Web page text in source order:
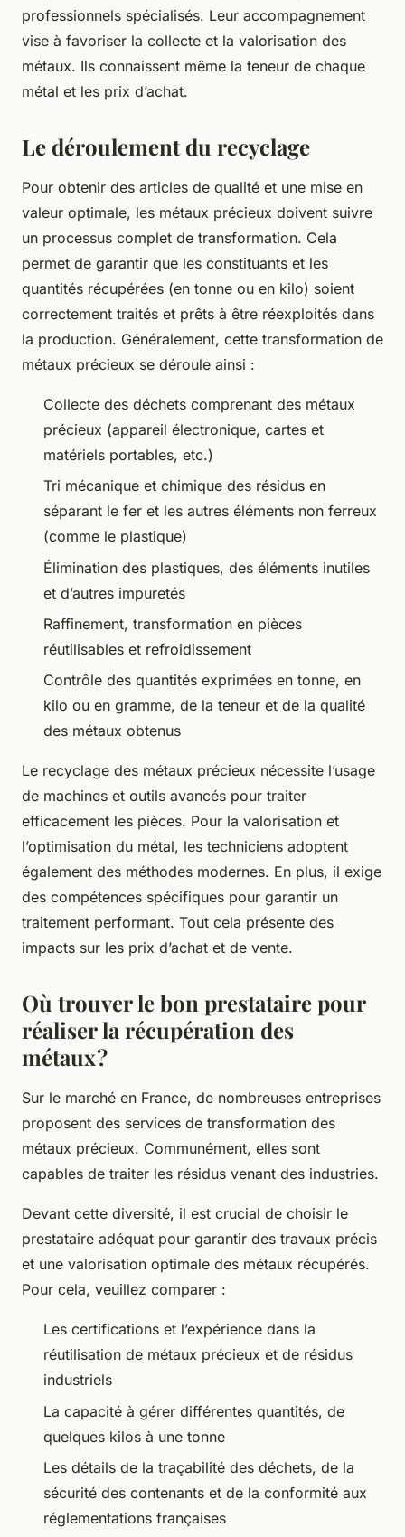
professionnels spécialisés. Leur accompagnement
vise à favoriser la collecte et la valorisation des
métaux. Ils connaissent même la teneur de chaque
métal et les prix d’achat.
Le déroulement du recyclage
Pour obtenir des articles de qualité et une mise en
valeur optimale, les métaux précieux doivent suivre
un processus complet de transformation. Cela
permet de garantir que les constituants et les
quantités récupérées (en tonne ou en kilo) soient
correctement traités et prêts à être réexploités dans
la production. Généralement, cette transformation de
métaux précieux se déroule ainsi :
Collecte des déchets comprenant des métaux
précieux (appareil électronique, cartes et
matériels portables, etc.)
Tri mécanique et chimique des résidus en
séparant le fer et les autres éléments non ferreux
(comme le plastique)
Élimination des plastiques, des éléments inutiles
et d’autres impuretés
Raffinement, transformation en pièces
réutilisables et refroidissement
Contrôle des quantités exprimées en tonne, en
kilo ou en gramme, de la teneur et de la qualité
des métaux obtenus
Le recyclage des métaux précieux nécessite l’usage
de machines et outils avancés pour traiter
efficacement les pièces. Pour la valorisation et
l’optimisation du métal, les techniciens adoptent
également des méthodes modernes. En plus, il exige
des compétences spécifiques pour garantir un
traitement performant. Tout cela présente des
impacts sur les prix d’achat et de vente.
Où trouver le bon prestataire pour
réaliser la récupération des
métaux ?
Sur le marché en France, de nombreuses entreprises
proposent des services de transformation des
métaux précieux. Communément, elles sont
capables de traiter les résidus venant des industries.
Devant cette diversité, il est crucial de choisir le
prestataire adéquat pour garantir des travaux précis
et une valorisation optimale des métaux récupérés.
Pour cela, veuillez comparer :
Les certifications et l’expérience dans la
réutilisation de métaux précieux et de résidus
industriels
La capacité à gérer différentes quantités, de
quelques kilos à une tonne
Les détails de la traçabilité des déchets, de la
sécurité des contenants et de la conformité aux
réglementations françaises